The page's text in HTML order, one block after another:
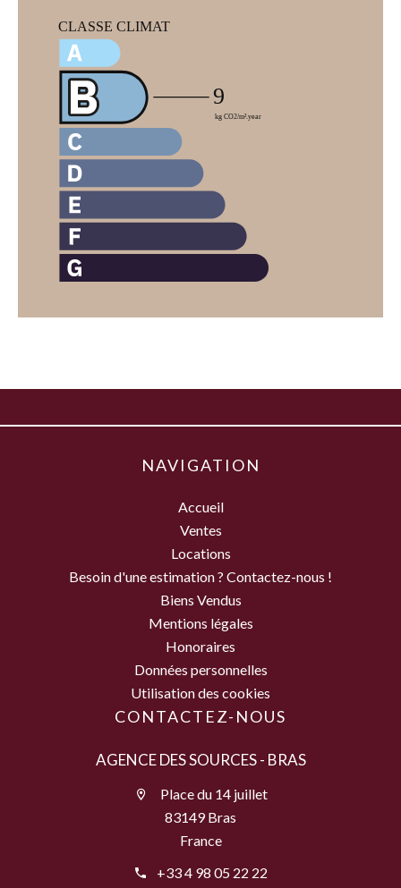
NAVIGATION
Accueil
Ventes
Locations
Besoin d'une estimation ? Contactez-nous !
Biens Vendus
Mentions légales
Honoraires
Données personnelles
Utilisation des cookies
CONTACTEZ-NOUS
AGENCE DES SOURCES - BRAS
Place du 14 juillet
83149 Bras
France
+33 4 98 05 22 22